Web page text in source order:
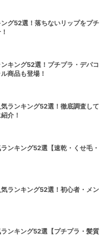
グ52選！落ちないリップをプチ
キング52選！プチプラ・デパコ
商品も登場！
ランキング52選！徹底調査して
介！
ンキング52選【速乾・くせ毛・
ランキング52選！初心者・メン
ンキング52選【プチプラ・髪質